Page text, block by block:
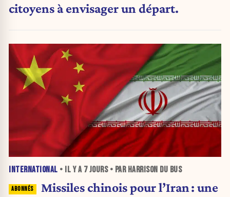
citoyens à envisager un départ.
INTERNATIONAL • IL Y A 7 JOURS• PAR HARRISON DU BUS
Missiles chinois pour l’Iran : une